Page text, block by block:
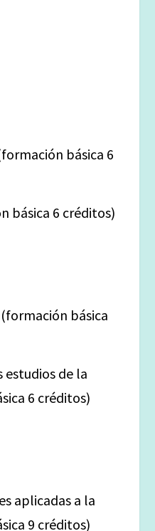
básica 6
básica 6 créditos)
básica
de la
6 créditos)
aplicadas a la
9 créditos)